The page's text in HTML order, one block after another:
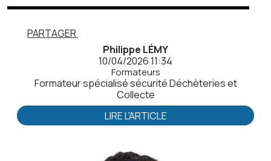
PARTAGER
Philippe LÉMY
10/04/2026 11:34
Formateurs
Formateur spécialisé sécurité Déchèteries et
Collecte
LIRE L'ARTICLE